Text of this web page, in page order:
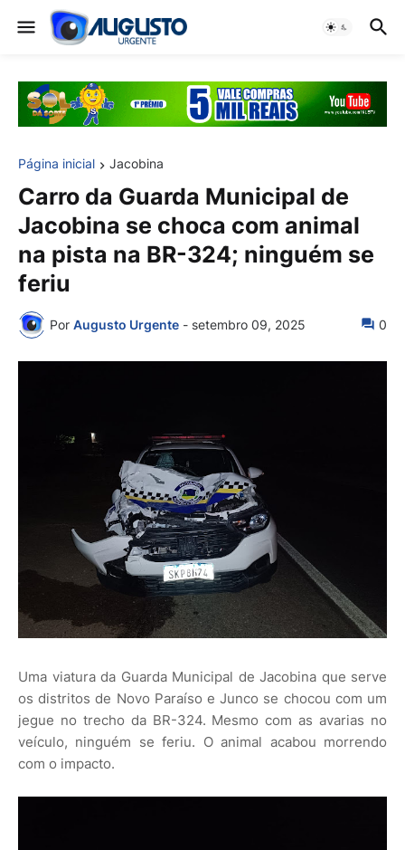
Página inicial Jacobina
Carro da Guarda Municipal de
Jacobina se choca com animal
na pista na BR-324; ninguém se
feriu
Por Augusto Urgente - setembro 09, 2025 0
Uma viatura da Guarda Municipal de Jacobina que serve
os distritos de Novo Paraíso e Junco se chocou com um
jegue no trecho da BR-324. Mesmo com as avarias no
veículo, ninguém se feriu. O animal acabou morrendo
com o impacto.